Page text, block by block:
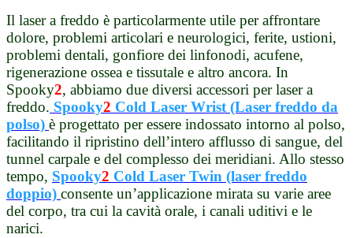
Il laser a freddo è particolarmente utile per affrontare
dolore, problemi articolari e neurologici, ferite, ustioni,
problemi dentali, gonfiore dei linfonodi, acufene,
rigenerazione ossea e tissutale e altro ancora. In
Spooky2, abbiamo due diversi accessori per laser a
freddo. Spooky2 Cold Laser Wrist (Laser freddo da
polso) è progettato per essere indossato intorno al polso,
facilitando il ripristino dell’intero afflusso di sangue, del
tunnel carpale e del complesso dei meridiani. Allo stesso
tempo, Spooky2 Cold Laser Twin (laser freddo
doppio) consente un’applicazione mirata su varie aree
del corpo, tra cui la cavità orale, i canali uditivi e le
narici.